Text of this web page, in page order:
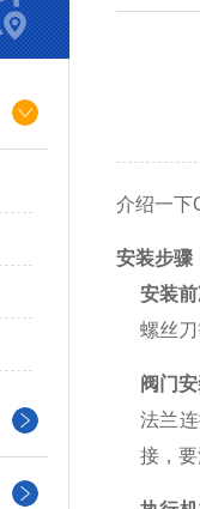
介绍一下
安装步骤
安装
螺丝刀
阀门
法兰
接，